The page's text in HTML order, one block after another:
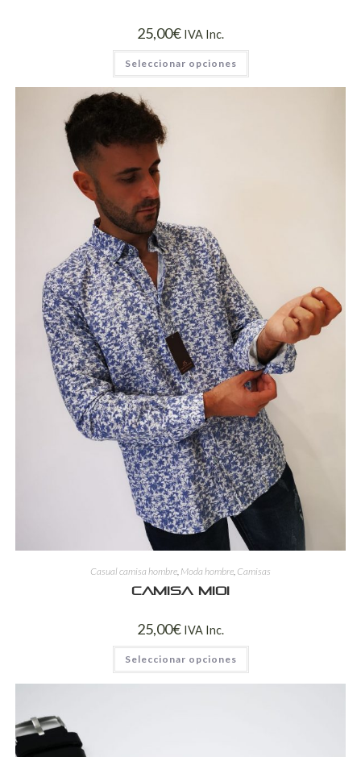
25,00€ IVA Inc.
Seleccionar opciones
Casual camisa hombre, Moda hombre, Camisas
Camisa mioi
25,00€ IVA Inc.
Seleccionar opciones